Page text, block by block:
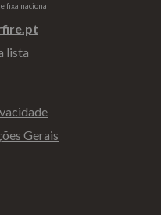
fixa nacional
lista
Gerais